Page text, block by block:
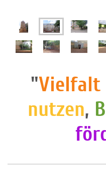
"Vielfalt
nutzen,